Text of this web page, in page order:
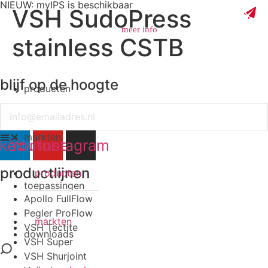
NIEUW: myIPS is beschikbaar
meer info
producten
markten
toepassingen
downloads
producten
markten
VSH SudoPress
stainless CSTB
blijf op de hoogte
YoutubeInstagram
productlijnen
Apollo FullFlow
Pegler ProFlow
VSH Tectite
VSH Super
VSH Shurjoint